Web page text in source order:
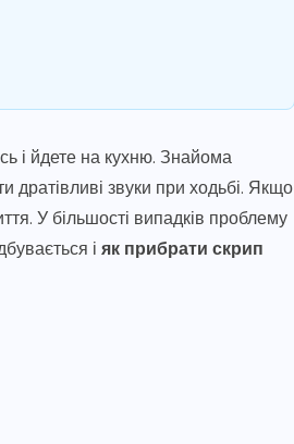
і йдете на кухню. Знайома
дратівливі звуки при ходьбі. Якщо
У більшості випадків проблему
і як прибрати скрип